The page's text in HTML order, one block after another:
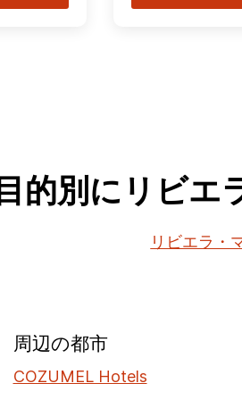
目的別にリビエ
リビエラ・
周辺の都市
COZUMEL Hotels